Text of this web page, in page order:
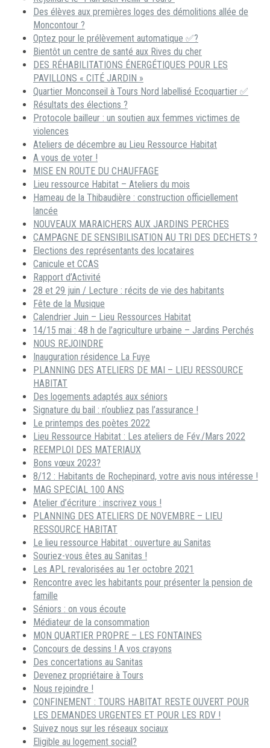
Des élèves aux premières loges des démolitions allée de
Moncontour ?
Optez pour le prélèvement automatique ✅?
Bientôt un centre de santé aux Rives du cher
DES RÉHABILITATIONS ÉNERGÉTIQUES POUR LES
PAVILLONS « CITÉ JARDIN »
Quartier Monconseil à Tours Nord labellisé Ecoquartier ✅
Résultats des élections ?
Protocole bailleur : un soutien aux femmes victimes de
violences
Ateliers de décembre au Lieu Ressource Habitat
A vous de voter !
MISE EN ROUTE DU CHAUFFAGE
Lieu ressource Habitat – Ateliers du mois
Hameau de la Thibaudière : construction officiellement
lancée
NOUVEAUX MARAICHERS AUX JARDINS PERCHES
CAMPAGNE DE SENSIBILISATION AU TRI DES DECHETS ?
Elections des représentants des locataires
Canicule et CCAS
Rapport d’Activité
28 et 29 juin / Lecture : récits de vie des habitants
Fête de la Musique
Calendrier Juin – Lieu Ressources Habitat
14/15 mai : 48 h de l’agriculture urbaine – Jardins Perchés
NOUS REJOINDRE
Inauguration résidence La Fuye
PLANNING DES ATELIERS DE MAI – LIEU RESSOURCE
HABITAT
Des logements adaptés aux séniors
Signature du bail : n’oubliez pas l’assurance !
Le printemps des poètes 2022
Lieu Ressource Habitat : Les ateliers de Fév./Mars 2022
REEMPLOI DES MATERIAUX
Bons vœux 2023?
8/12 : Habitants de Rochepinard, votre avis nous intéresse !
MAG SPECIAL 100 ANS
Atelier d’écriture : inscrivez vous !
PLANNING DES ATELIERS DE NOVEMBRE – LIEU
RESSOURCE HABITAT
Le lieu ressource Habitat : ouverture au Sanitas
Souriez-vous êtes au Sanitas !
Les APL revalorisées au 1er octobre 2021
Rencontre avec les habitants pour présenter la pension de
famille
Séniors : on vous écoute
Médiateur de la consommation
MON QUARTIER PROPRE – LES FONTAINES
Concours de dessins ! A vos crayons
Des concertations au Sanitas
Devenez propriétaire à Tours
Nous rejoindre !
CONFINEMENT : TOURS HABITAT RESTE OUVERT POUR
LES DEMANDES URGENTES ET POUR LES RDV !
Suivez nous sur les réseaux sociaux
Eligible au logement social?